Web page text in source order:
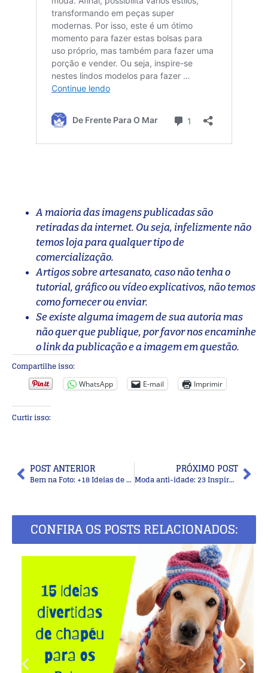
A maioria das imagens publicadas são
retiradas da internet. Ou seja, infelizmente não
temos loja para qualquer tipo de
comercialização.
Artigos sobre artesanato, caso não tenha o
tutorial, gráfico ou vídeo explicativos, não temos
como fornecer ou enviar.
Se existe alguma imagem de sua autoria mas
não quer que publique, por favor nos encaminhe
o link da publicação e a imagem em questão.
Compartilhe isso:
WhatsApp E-mail Imprimir
Curtir isso:
POST ANTERIOR
Bem na Foto: +18 Ideias de cortes para cabelos curtos cacheados
PRÓXIMO POST
Moda anti-idade: 23 Inspirações de looks para a noite
CONFIRA OS POSTS RELACIONADOS: